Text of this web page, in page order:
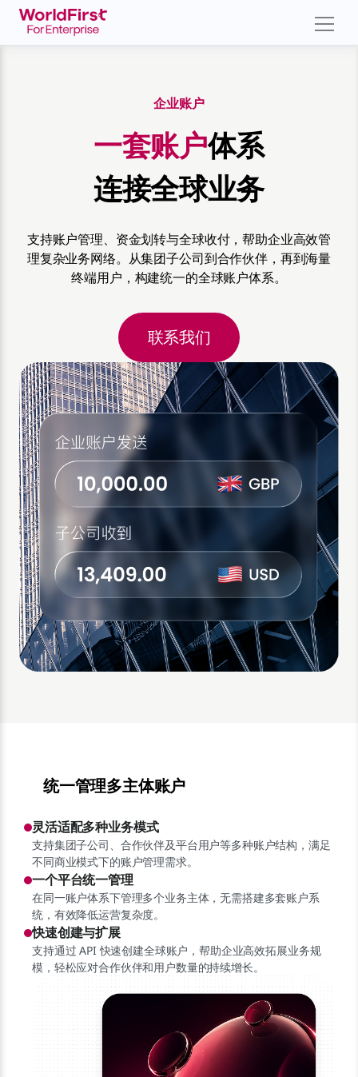
企业账户
一套账户体系
连接全球业务
支持账户管理、资金划转与全球收付，帮助企业高效管
理复杂业务网络。从集团子公司到合作伙伴，再到海量
终端用户，构建统一的全球账户体系。
联系我们
统一管理多主体账户
灵活适配多种业务模式
支持集团子公司、合作伙伴及平台用户等多种账户结构，满足
不同商业模式下的账户管理需求。
一个平台统一管理
在同一账户体系下管理多个业务主体，无需搭建多套账户系
统，有效降低运营复杂度。
快速创建与扩展
支持通过 API 快速创建全球账户，帮助企业高效拓展业务规
模，轻松应对合作伙伴和用户数量的持续增长。